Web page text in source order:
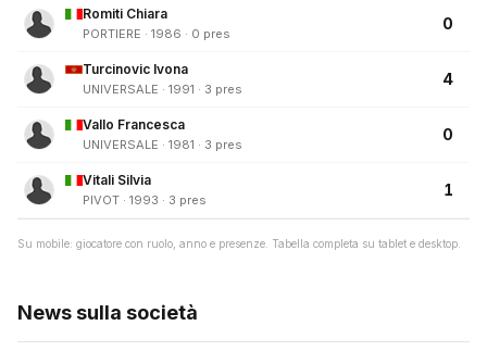
Romiti Chiara
PORTIERE · 1986 · 0 pres
0
Turcinovic Ivona
UNIVERSALE · 1991 · 3 pres
4
Vallo Francesca
UNIVERSALE · 1981 · 3 pres
0
Vitali Silvia
PIVOT · 1993 · 3 pres
1
Su mobile: giocatore con ruolo, anno e presenze. Tabella completa su tablet e desktop.
News sulla società